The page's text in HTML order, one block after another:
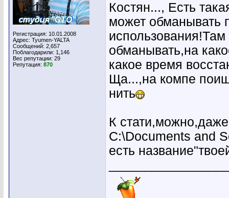
Регистрация: 10.01.2008
Адрес: Tyumen-YALTA
Сообщений: 2,657
Поблагодарили: 1,146
Вес репутации: 29
Репутация: 870
Костян..., Есть
может обманывать
обманывать,на
какое время
Ща...,на компе
нить
К
C:\Documents and
есть